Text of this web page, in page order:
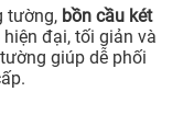
tường, bồn cầu két
đại, tối giản và
giúp dễ phối